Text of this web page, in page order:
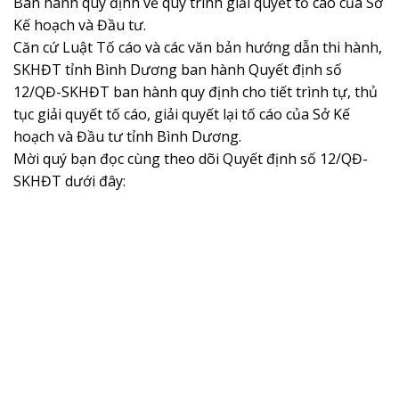
Kế hoạch và Đầu tư.
Căn cứ Luật Tố cáo và các văn bản hướng dẫn thi hành,
SKHĐT tỉnh Bình Dương ban hành Quyết định số
12/QĐ-SKHĐT ban hành quy định cho tiết trình tự, thủ
tục giải quyết tố cáo, giải quyết lại tố cáo của Sở Kế
hoạch và Đầu tư tỉnh Bình Dương.
Mời quý bạn đọc cùng theo dõi Quyết định số 12/QĐ-
SKHĐT dưới đây: